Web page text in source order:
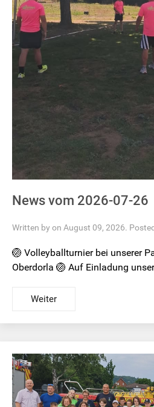
News vom 2026-07-26
Written by on August 09, 2026.
🏐 Volleyballturnier bei unserer
Oberdorla 🏐 Auf Einladung
Weiter